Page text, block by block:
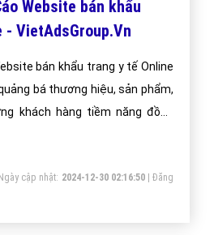
khẩu trang y tế lên
bán khẩu trang y tế lên trang
VietAds chuyên dịch vụ SEO
ưu Website bán khẩu trang y
cập nhật: 2024-12-28 09:22:29| Đăng